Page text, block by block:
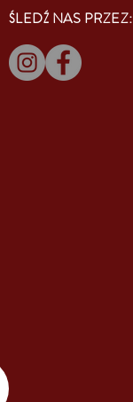
ŚLEDŹ NAS PRZEZ: